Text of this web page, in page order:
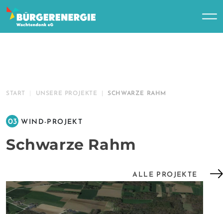
START UNSERE PROJEKTE SCHWARZE RAHM
03 WIND-PROJEKT
Schwarze Rahm
ALLE PROJEKTE